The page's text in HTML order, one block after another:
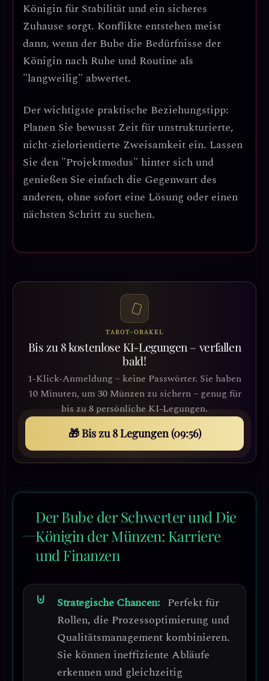
Königin für Stabilität und ein sicheres
Zuhause sorgt. Konflikte entstehen meist
dann, wenn der Bube die Bedürfnisse der
Königin nach Ruhe und Routine als
"langweilig" abwertet.
Der wichtigste praktische Beziehungstipp:
Planen Sie bewusst Zeit für unstrukturierte,
nicht-zielorientierte Zweisamkeit ein. Lassen
Sie den "Projektmodus" hinter sich und
genießen Sie einfach die Gegenwart des
anderen, ohne sofort eine Lösung oder einen
nächsten Schritt zu suchen.
TAROT-ORAKEL
Bis zu 8 kostenlose KI-Legungen – verfallen
bald!
1-Klick-Anmeldung – keine Passwörter. Sie haben
10 Minuten, um 30 Münzen zu sichern – genug für
bis zu 8 persönliche KI-Legungen.
🎁 Bis zu 8 Legungen (09:53)
Der Bube der Schwerter und Die
Königin der Münzen: Karriere
und Finanzen
Strategische Chancen: Perfekt für
Rollen, die Prozessoptimierung und
Qualitätsmanagement kombinieren.
Sie können ineffiziente Abläufe
erkennen und gleichzeitig